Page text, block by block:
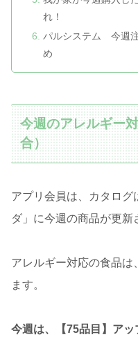
れ！
パルシステム 今週
め
今週のアレルギー
合）
アプリ会員は、カタログ
ダ」に今週の商品が更新
アレルギー対応の食品は
ます。
今週は、【75品目】ア